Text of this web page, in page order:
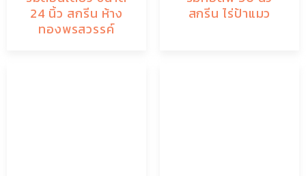
24 นิ้ว สกรีน ห้าง
ทองพรสวรรค์
สกรีน ไร่ป้าแมว